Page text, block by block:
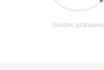
Guides pratiques